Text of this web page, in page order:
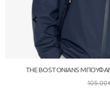
THE BOSTONIANS
105.00